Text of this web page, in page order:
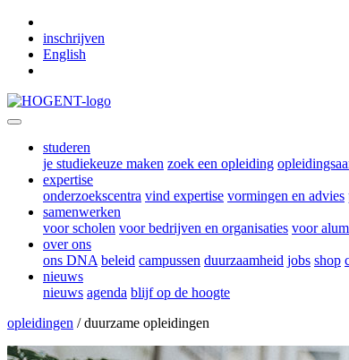
inschrijven
English
studeren
je studiekeuze maken zoek een opleiding
expertise
onderzoekscentra vind expertise vormingen en advies
samenwerken
voor scholen voor bedrijven en organisaties voor
over ons
ons DNA beleid campussen duurzaamheid jobs shop
nieuws
nieuws agenda blijf op de hoogte
opleidingen / duurzame opleidingen